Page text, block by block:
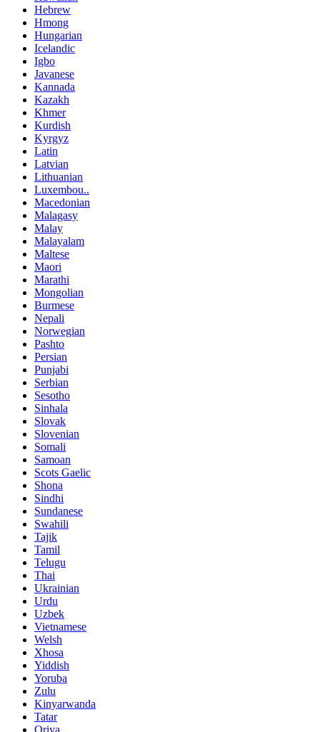
Hebrew
Hmong
Hungarian
Icelandic
Igbo
Javanese
Kannada
Kazakh
Khmer
Kurdish
Kyrgyz
Latin
Latvian
Lithuanian
Luxembou..
Macedonian
Malagasy
Malay
Malayalam
Maltese
Maori
Marathi
Mongolian
Burmese
Nepali
Norwegian
Pashto
Persian
Punjabi
Serbian
Sesotho
Sinhala
Slovak
Slovenian
Somali
Samoan
Scots Gaelic
Shona
Sindhi
Sundanese
Swahili
Tajik
Tamil
Telugu
Thai
Ukrainian
Urdu
Uzbek
Vietnamese
Welsh
Xhosa
Yiddish
Yoruba
Zulu
Kinyarwanda
Tatar
Oriya